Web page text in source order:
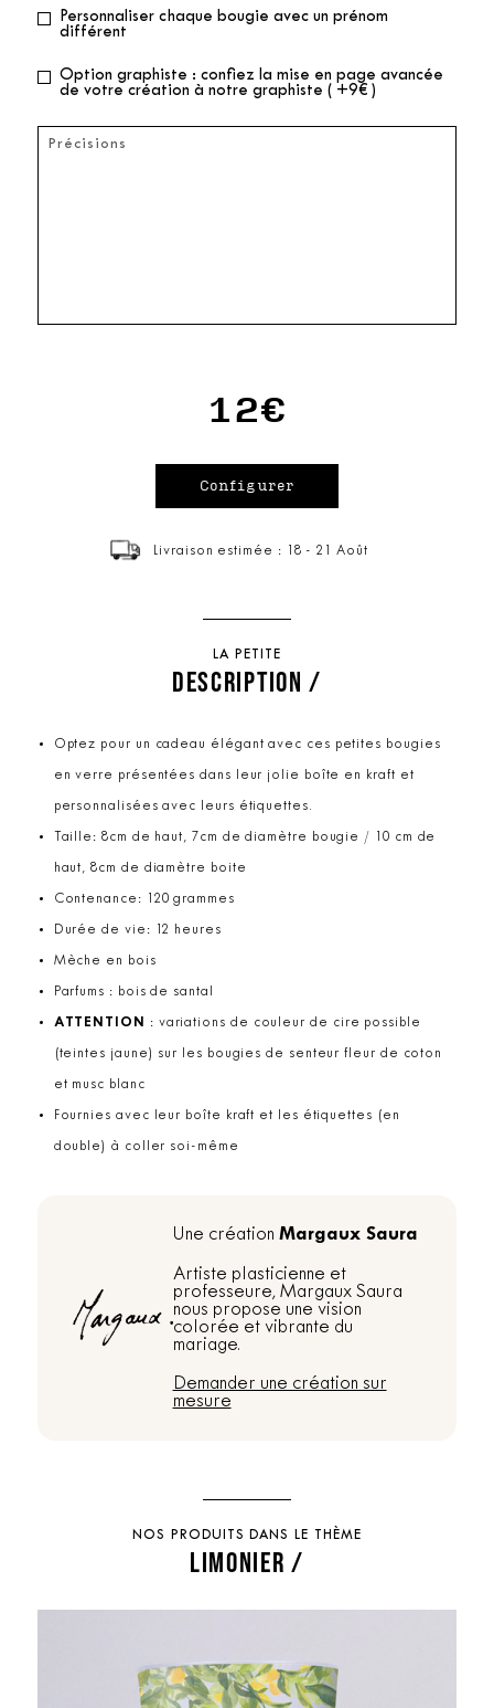
Personnaliser chaque bougie avec un prénom
différent
Option graphiste : confiez la mise en page avancée
de votre création à notre graphiste ( +9€ )
12€
Livraison estimée : 18 - 21 Août
LA PETITE
DESCRIPTION /
Optez pour un cadeau élégant avec ces petites bougies
en verre présentées dans leur jolie boîte en kraft et
personnalisées avec leurs étiquettes.
Taille: 8cm de haut, 7cm de diamètre bougie / 10 cm de
haut, 8cm de diamètre boite
Contenance: 120 grammes
Durée de vie: 12 heures
Mèche en bois
Parfums : bois de santal
ATTENTION : variations de couleur de cire possible
(teintes jaune) sur les bougies de senteur fleur de coton
et musc blanc
Fournies avec leur boîte kraft et les étiquettes (en
double) à coller soi-même
Une création Margaux Saura
Artiste plasticienne et
professeure, Margaux Saura
nous propose une vision
colorée et vibrante du
mariage.
Demander une création sur
mesure
NOS PRODUITS DANS LE THÈME
LIMONIER /